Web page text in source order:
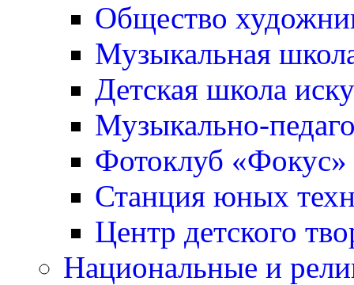
Общество
Музыкальная
Детская школа
Музыкально-
Фотоклуб «Фокус»
Станция юных
Центр детского
Национальные и